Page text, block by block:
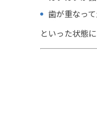
歯が重なっ
といった状態